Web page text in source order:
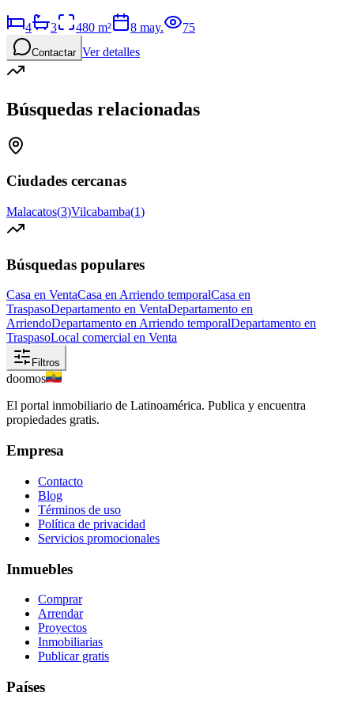
4 3 480 m² 8 may. 75
Contactar Ver detalles
Búsquedas relacionadas
Ciudades cercanas
Malacatos(3)Vilcabamba(1)
Búsquedas populares
Casa en VentaCasa en Arriendo temporalCasa en
TraspasoDepartamento en VentaDepartamento en
ArriendoDepartamento en Arriendo temporalDepartamento en
TraspasoLocal comercial en Venta
Filtros
doomos
El portal inmobiliario de Latinoamérica. Publica y encuentra
propiedades gratis.
Empresa
Contacto
Blog
Términos de uso
Política de privacidad
Servicios promocionales
Inmuebles
Comprar
Arrendar
Proyectos
Inmobiliarias
Publicar gratis
Países